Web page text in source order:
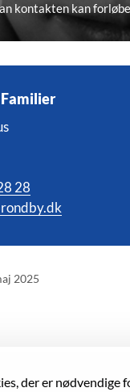
der er nødvendige
kontakten kan
Familier
28
2025